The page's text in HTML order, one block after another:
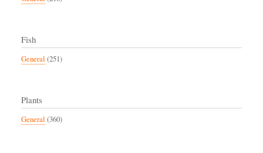
Fish
General (251)
Plants
General (360)